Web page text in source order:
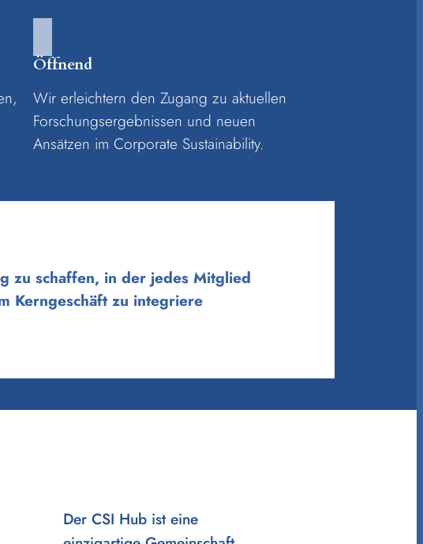
Öffnend
Wir erleichtern den Zugang zu aktuellen
Forschungsergebnissen und neuen
Ansätzen im Corporate Sustainability.
zu schaffen, in der jedes Mitglied
Kerngeschäft zu integriere
Der CSI Hub ist eine